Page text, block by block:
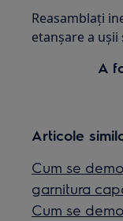
Reasamblați
etanșare a ușii
A
Articole
Cum se
garnitura
Cum se